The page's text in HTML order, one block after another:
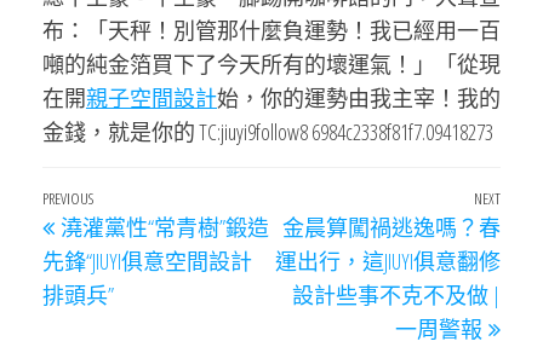
布：「天秤！別管那什麼負運勢！我已經用一百
噸的純金箔買下了今天所有的壞運氣！」「從現
在開親子空間設計始，你的運勢由我主宰！我的
金錢，就是你的 TC:jiuyi9follow8 6984c2338f81f7.09418273
文
章
導
Previous
Post
PREVIOUS
澆灌黨性“常青樹”鍛造
先鋒“JIUYI俱意空間設計
排頭兵”
Next
Post
NEXT
金晨算闖禍逃逸嗎？春
運出行，這JIUYI俱意翻修
設計些事不克不及做 |
一周警報